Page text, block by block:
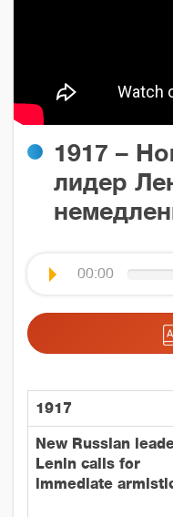
1917 –
лидер
00:00
1917
New Russian
Lenin calls for
immediate